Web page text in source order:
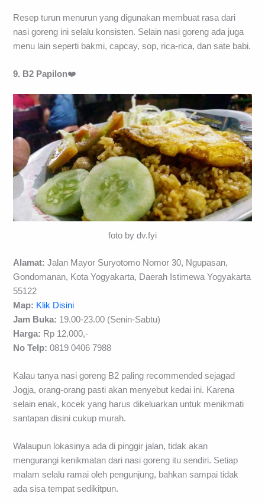
Resep turun menurun yang digunakan membuat rasa dari
nasi goreng ini selalu konsisten. Selain nasi goreng ada juga
menu lain seperti bakmi, capcay, sop, rica-rica, dan sate babi.
9. B2 Papilon❤️
foto by dv.fyi
Alamat: Jalan Mayor Suryotomo Nomor 30, Ngupasan,
Gondomanan, Kota Yogyakarta, Daerah Istimewa Yogyakarta
55122
Map: Klik Disini
Jam Buka: 19.00-23.00 (Senin-Sabtu)
Harga: Rp 12.000,-
No Telp: 0819 0406 7988
Kalau tanya nasi goreng B2 paling recommended sejagad
Jogja, orang-orang pasti akan menyebut kedai ini. Karena
selain enak, kocek yang harus dikeluarkan untuk menikmati
santapan disini cukup murah.
Walaupun lokasinya ada di pinggir jalan, tidak akan
mengurangi kenikmatan dari nasi goreng itu sendiri. Setiap
malam selalu ramai oleh pengunjung, bahkan sampai tidak
ada sisa tempat sedikitpun.